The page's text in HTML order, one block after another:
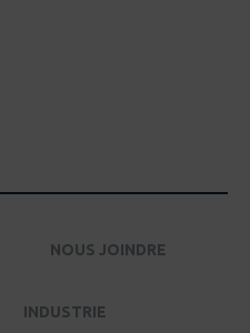
NOUS JOINDRE
INDUSTRIE